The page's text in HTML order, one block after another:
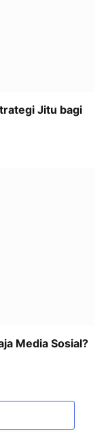
Jitu bagi
Media Sosial?